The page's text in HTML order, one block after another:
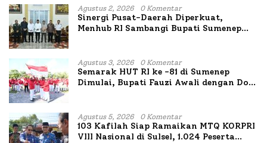
Agustus 2, 2026 0 Komentar
Sinergi Pusat-Daerah Diperkuat,
Menhub RI Sambangi Bupati Sumenep
Agustus 3, 2026 0 Komentar
Semarak HUT RI ke -81 di Sumenep
Dimulai, Bupati Fauzi Awali dengan Doa
Agustus 5, 2026 0 Komentar
103 Kafilah Siap Ramaikan MTQ KORPRI
VIII Nasional di Sulsel, 1.024 Peserta